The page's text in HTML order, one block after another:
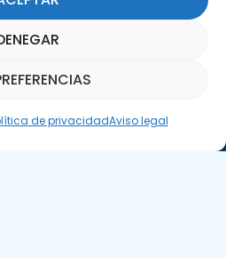
de privacidadAviso legal
nuestra Newsletter